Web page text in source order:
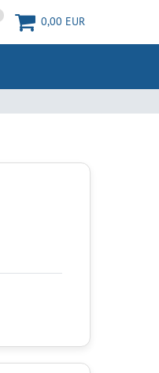
0,00 EUR